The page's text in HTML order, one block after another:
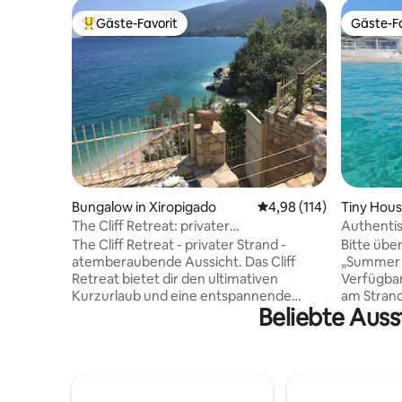
Beliebter Gäste-Favorit.
Gäste-Favorit
Bungalow in Xiropigado Durchschnittliche
4,98 (114)
The Cliff Retreat: privater
Strandzugang – Meerblick
The Cliff Retreat - privater Strand -
atemberaubende Aussicht. Das Cliff
Retreat bietet dir den ultimativen
Kurzurlaub und eine entspannende
Atmosphäre mit einem herrlichen 180-
Grad-Blick auf den Argolischen Golf. Ein
Gäste-
Gäste-
Tiny
3 – Love
Bitte
Verfügbarkeit. Das
am Strand. Diese Unterkunft
geeignet
LGBTQ+
Beliebte